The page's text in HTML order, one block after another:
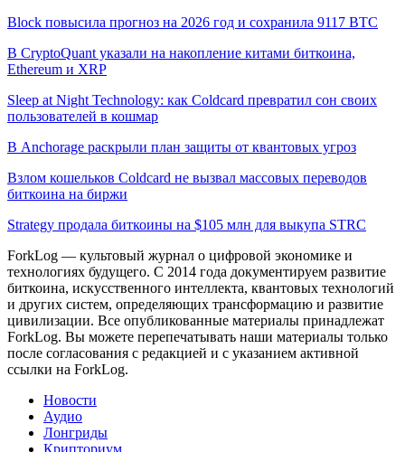
Block повысила прогноз на 2026 год и сохранила 9117 BTC
В CryptoQuant указали на накопление китами биткоина,
Ethereum и XRP
Sleep at Night Technology: как Coldcard превратил сон своих
пользователей в кошмар
В Anchorage раскрыли план защиты от квантовых угроз
Взлом кошельков Coldcard не вызвал массовых переводов
биткоина на биржи
Strategy продала биткоины на $105 млн для выкупа STRC
ForkLog — культовый журнал о цифровой экономике и
технологиях будущего. С 2014 года документируем развитие
биткоина, искусственного интеллекта, квантовых технологий
и других систем, определяющих трансформацию и развитие
цивилизации. Все опубликованные материалы принадлежат
ForkLog. Вы можете перепечатывать наши материалы только
после согласования с редакцией и с указанием активной
ссылки на ForkLog.
Новости
Аудио
Лонгриды
Крипториум